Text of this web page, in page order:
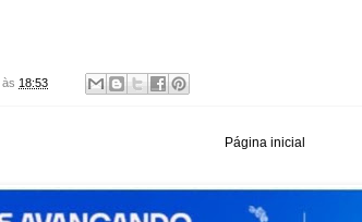
às 18:53
Página inicial